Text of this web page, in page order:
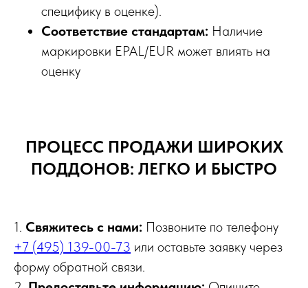
специфику в оценке).
Соответствие стандартам: Наличие
маркировки EPAL/EUR может влиять на
оценку
ПРОЦЕСС ПРОДАЖИ ШИРОКИХ
ПОДДОНОВ: ЛЕГКО И БЫСТРО
1. Свяжитесь с нами: Позвоните по телефону
+7 (495) 139-00-73 или оставьте заявку через
форму обратной связи.